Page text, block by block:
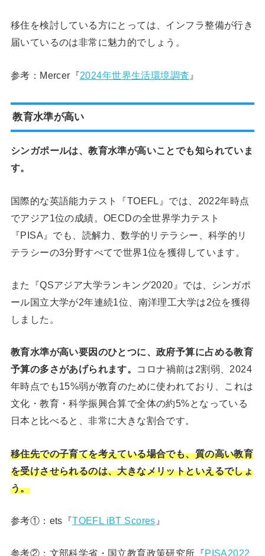
移住を検討している方にとっては、インフラ整備が行き
届いているのは非常に魅力的でしょう。
参考：Mercer『2024年世界生活環境調査 』
教育水準が高い
シンガポールは、教育水準が高いことでも知られていま
す。
国際的な英語能力テスト『TOEFL』では、2022年時点
でアジア1位の成績。OECDの全世界学力テスト
『PISA』でも、読解力、数学的リテラシー、科学的リ
テラシーの3分野すべてで世界1位を獲得しています。
また『QSアジア大学ランキング2020』では、シンガポ
ール国立大学が2年連続1位、南洋理工大学は2位を獲得
しました。
教育水準が高い要因のひとつに、政府予算に占める教育
予算の多さがあげられます。 コロナ禍前は2割弱、2024
年時点でも15%弱が教育のために使われており、これは
文化・教育・科学振興合算で全体の約5%となっている
日本と比べると、非常に大きな割合です。
移住先での子育てを考えている場合でも、質の高い教育
を受けさせられるのは、大きなメリットといえるでしょ
う。
参考①：ets『TOEFL iBT Scores 』
参考②：文部科学省・国立教育政策研究所『PISA2022